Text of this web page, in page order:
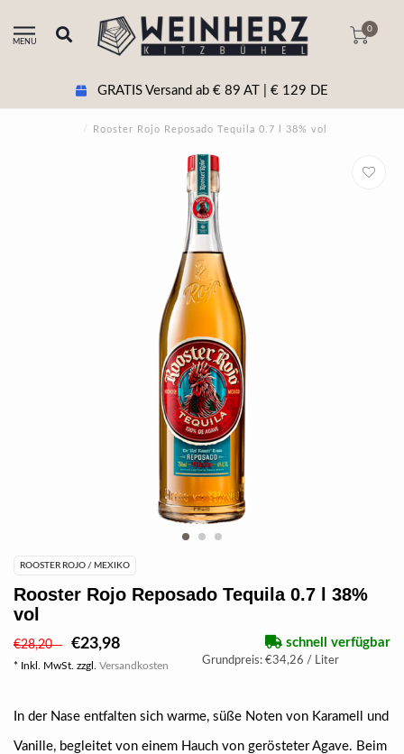
MENU
0
GRATIS Versand ab € 89 AT | € 129 DE
/ Rooster Rojo Reposado Tequila 0.7 l 38% vol
ROOSTER ROJO / MEXIKO
Rooster Rojo Reposado Tequila 0.7 l 38%
vol
€28,20 €23,98
* Inkl. MwSt. zzgl. Versandkosten
schnell verfügbar
Grundpreis: €34,26 / Liter
In der Nase entfalten sich warme, süße Noten von Karamell und
Vanille, begleitet von einem Hauch von gerösteter Agave. Beim